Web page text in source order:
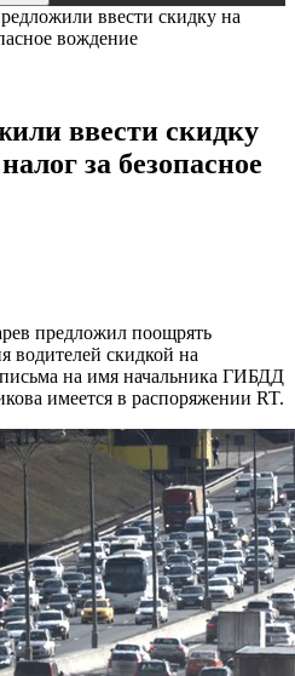
ввести скидку на
вождение
ввести скидку
за безопасное
предложил поощрять
водителей скидкой на
на имя начальника ГИБДД
имеется в распоряжении RT.